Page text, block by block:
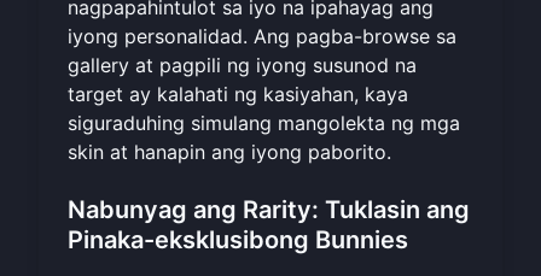
nagpapahintulot sa iyo na ipahayag ang
iyong personalidad. Ang pagba-browse sa
gallery at pagpili ng iyong susunod na
target ay kalahati ng kasiyahan, kaya
siguraduhing simulang mangolekta ng mga
skin at hanapin ang iyong paborito.
Nabunyag ang Rarity: Tuklasin ang
Pinaka-eksklusibong Bunnies